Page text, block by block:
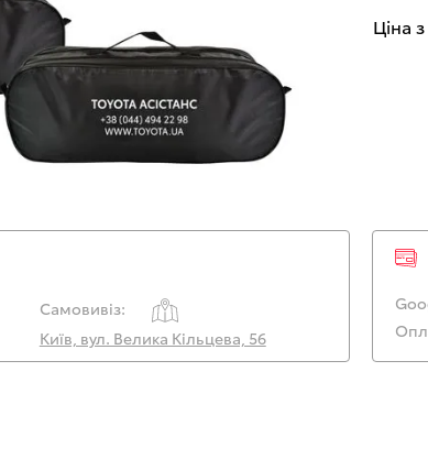
Ціна
Самовивіз:
Київ, вул. Велика Кільцева, 56